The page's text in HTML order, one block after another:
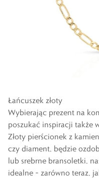
Łańcuszek złoty
Wybierając prezent na
poszukać inspiracji także
Złoty pierścionek z
czy diament, będzie
lub srebrne bransoletki,
idealne – zarówno teraz,